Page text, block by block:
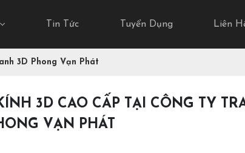
Tin Tức Tuyển Dụng Liên
3D Phong Vạn Phát
3D CAO CẤP TẠI CÔNG TY
VẠN PHÁT